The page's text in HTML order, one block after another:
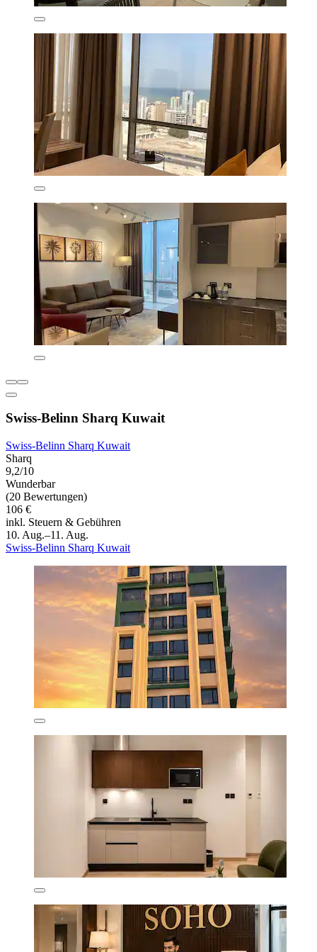
Swiss-Belinn Sharq Kuwait
Swiss-Belinn Sharq Kuwait
Sharq
9,2/10
Wunderbar
(20 Bewertungen)
106 €
inkl. Steuern & Gebühren
10. Aug.–11. Aug.
Swiss-Belinn Sharq Kuwait